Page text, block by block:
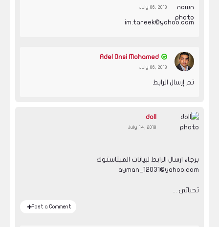
July 06, 2018
im.tareek@yahoo.com
Adel Onsi Mohamed
July 06, 2018
تم إرسال الرابط
doll
July 14, 2018
برجاء ارسال الرابط لبيانات الميتاستوك
ayman_12031@yahoo.com
تحياتى ...
Post a Comment